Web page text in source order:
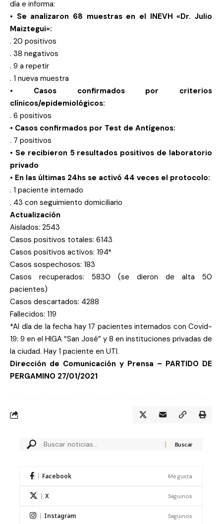
día e informa:
• Se analizaron 68 muestras en el INEVH «Dr. Julio
Maiztegui»:
. 20 positivos
. 38 negativos
. 9 a repetir
. 1 nueva muestra
• Casos confirmados por criterios
clínicos/epidemiológicos:
. 6 positivos
• Casos confirmados por Test de Antígenos:
. 7 positivos
• Se recibieron 5 resultados positivos de laboratorio
privado
• En las últimas 24hs se activó 44 veces el protocolo:
. 1 paciente internado
. 43 con seguimiento domiciliario
Actualización
Aislados: 2543
Casos positivos totales: 6143
Casos positivos activos: 194*
Casos sospechosos: 183
Casos recuperados: 5830 (se dieron de alta 50
pacientes)
Casos descartados: 4288
Fallecidos: 119
*Al día de la fecha hay 17 pacientes internados con Covid-
19: 9 en el HIGA “San José” y 8 en instituciones privadas de
la ciudad. Hay 1 paciente en UTI.
Dirección de Comunicación y Prensa – PARTIDO DE
PERGAMINO 27/01/2021
Facebook Me gusta
X Seguinos
Instagram Seguinos